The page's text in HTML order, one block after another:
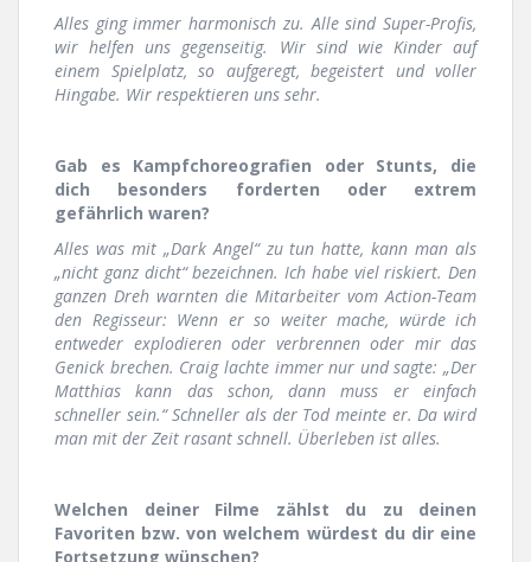
Alles ging immer harmonisch zu. Alle sind Super-Profis,
wir helfen uns gegenseitig. Wir sind wie Kinder auf
einem Spielplatz, so aufgeregt, begeistert und voller
Hingabe. Wir respektieren uns sehr.
Gab es Kampfchoreografien oder Stunts, die
dich besonders forderten oder extrem
gefährlich waren?
Alles was mit „Dark Angel“ zu tun hatte, kann man als
„nicht ganz dicht“ bezeichnen. Ich habe viel riskiert. Den
ganzen Dreh warnten die Mitarbeiter vom Action-Team
den Regisseur: Wenn er so weiter mache, würde ich
entweder explodieren oder verbrennen oder mir das
Genick brechen. Craig lachte immer nur und sagte: „Der
Matthias kann das schon, dann muss er einfach
schneller sein.“ Schneller als der Tod meinte er. Da wird
man mit der Zeit rasant schnell. Überleben ist alles.
Welchen deiner Filme zählst du zu deinen
Favoriten bzw. von welchem würdest du dir eine
Fortsetzung wünschen?